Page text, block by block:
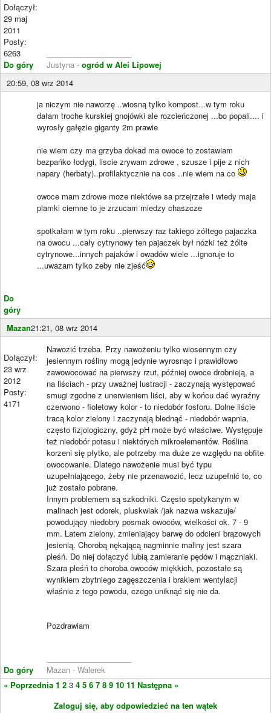
Dołączył:
29 maj
2011
Posty:
6263
Do góry
Justyna - ogród w Alei Lipowej
20:59, 08 wrz 2014
Do
góry
ja niczym nie naworzę ..wiosną tylko kompost...w tym roku
dałam troche kurskiej gnojówki ale rozcieńczonej ...bo popali.... i
wyrosły gałęzie giganty 2m prawie
nie wiem czy ma grzyba dokad ma owoce to zostawiam
bezpańko łodygi, liscie zrywam zdrowe , szusze i pije z nich
napary (herbaty)..profilaktycznie na cos ..nie wiem na co
owoce mam zdrowe moze niektówe sa przejrzałe i wtedy maja
plamki ciemne to je zrzucam miedzy chaszcze
spotkałam w tym roku ..pierwszy raz takiego zółtego pajaczka
na owocu ...cały cytrynowy ten pajaczek był nózki też żólte
cytrynowe...innych pajaków i owadów wiele ...ignoruje to
...uwazam tylko zeby nie zjeść
Mazan21:21, 08 wrz 2014
Dołączył:
23 wrz
2012
Posty:
4171
Do góry
Nawozić trzeba. Przy nawożeniu tylko wiosennym czy
jesiennym rośliny mogą jedynie wyrosnąc i prawidłowo
zawowocować na pierwszy rzut, później owoce drobnieją, a
na liściach - przy uważnej lustracji - zaczynają występować
smugi zgodne z unerwieniem liści, aby w końcu dać wyraźny
czerwono - fioletowy kolor - to niedobór fosforu. Dolne liście
tracą kolor zielony i zaczynają blednąć - niedobór wapnia,
często fizjologiczny, gdyż pH może być właściwe. Występuje
też niedobór potasu i niektórych mikroelementów. Roślina
korzeni się płytko, ale potrzeby ma duże ze względu na obfite
owocowanie. Dlatego nawożenie musi być typu
uzupełniającego, żeby nie przenawozić, lecz uzupełnić to, co
już zostało pobrane.
Innym problemem są szkodniki. Często spotykanym w
malinach jest odorek, pluskwiak /jak nazwa wskazuje/
powodujący niedobry posmak owoców, wielkości ok. 7 - 9
mm. Latem zielony, zmieniający barwę do odcieni brązowych
jesienią. Chorobą nękającą nagminnie maliny jest szara
pleśń. Do niej dołączyć lubią zamieranie pędów i mączniaki.
Szara pleśń to choroba owoców miękkich, pozostałe są
wynikiem zbytniego zagęszczenia i brakiem wentylacji
właśnie z tego powodu, czego uniknąć się nie da.
Pozdrawiam
Mazan - Walerek
« Poprzednia 1 2 3 4 5 6 7 8 9 10 11 Następna »
Zaloguj się, aby odpowiedzieć na ten wątek